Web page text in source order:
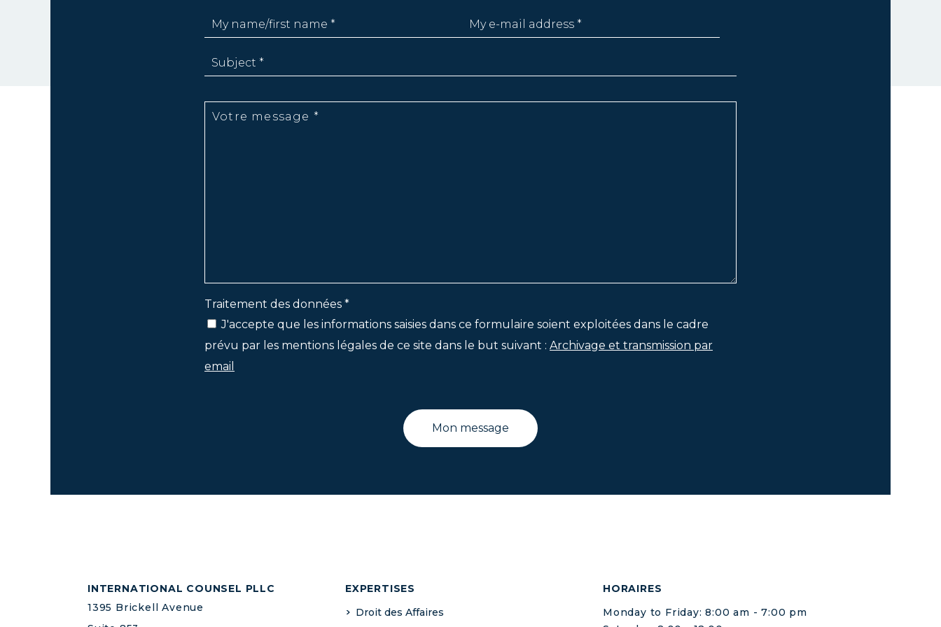
Traitement des données *
J'accepte que les informations saisies dans ce formulaire soient exploitées dans le cadre
prévu par les mentions légales de ce site dans le but suivant : Archivage et transmission par
email
INTERNATIONAL COUNSEL PLLC
1395 Brickell Avenue
EXPERTISES
Droit des Affaires
HORAIRES
Monday to Friday: 8:00 am - 7:00 pm